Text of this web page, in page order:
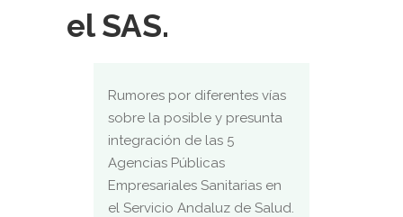
el SAS.
Rumores por diferentes vías
sobre la posible y presunta
integración de las 5
Agencias Públicas
Empresariales Sanitarias en
el Servicio Andaluz de Salud.